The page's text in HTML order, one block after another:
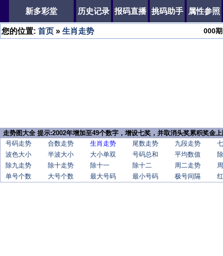
新多彩堂 历史记录 报码直播 挑码助手 属性参照
您的位置: 首页 » 生肖走势 000期
走势图大全 提示:2002年增加至49个数字，增设七奖，并取消头奖累积奖金
号码走势
合数走势 生肖走势 尾数走势 九段走势
波色大小
半波大小 大小单双 号码总和 平均数值
除九走势
除十走势 除十一 除十二 周二走势
单号个数
大号个数 最大号码 最小号码 极号间隔